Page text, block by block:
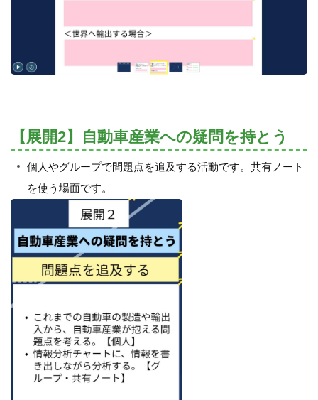
【展開2】自動車産業への疑問を持とう
個人やグループで問題点を追及する活動です。共有ノート
を使う場面です。